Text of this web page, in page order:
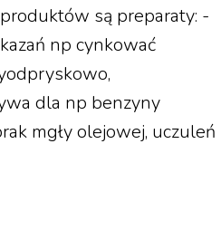
są preparaty: -
np cynkować
dla np benzyny
mgły olejowej, uczuleń